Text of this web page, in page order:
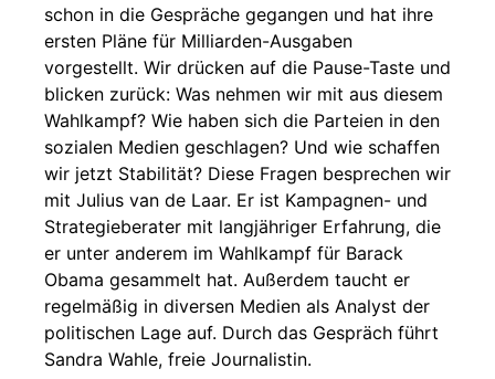
schon in die Gespräche gegangen und hat ihre
ersten Pläne für Milliarden-Ausgaben
vorgestellt. Wir drücken auf die Pause-Taste und
blicken zurück: Was nehmen wir mit aus diesem
Wahlkampf? Wie haben sich die Parteien in den
sozialen Medien geschlagen? Und wie schaffen
wir jetzt Stabilität? Diese Fragen besprechen wir
mit Julius van de Laar. Er ist Kampagnen- und
Strategieberater mit langjähriger Erfahrung, die
er unter anderem im Wahlkampf für Barack
Obama gesammelt hat. Außerdem taucht er
regelmäßig in diversen Medien als Analyst der
politischen Lage auf. Durch das Gespräch führt
Sandra Wahle, freie Journalistin.